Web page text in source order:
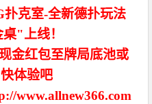
克室-全新德扑玩法
"上线！
金红包至牌局底池或
体验吧
www.allnew366.com